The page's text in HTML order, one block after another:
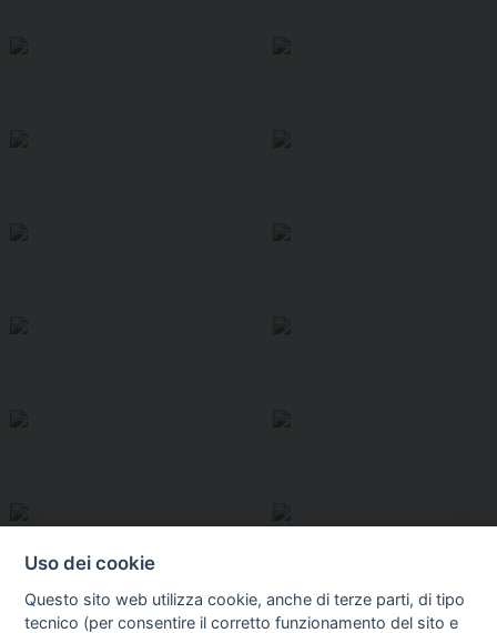
Uso dei cookie
Questo sito web utilizza cookie, anche di terze parti, di tipo
tecnico (per consentire il corretto funzionamento del sito e